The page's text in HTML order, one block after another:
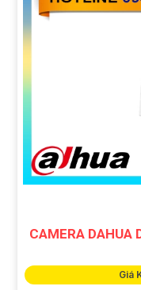
CAMERA DAHUA
Giá